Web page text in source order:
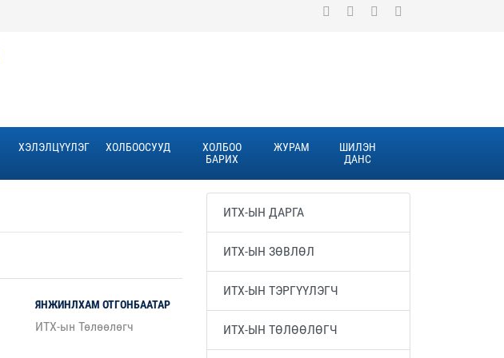
ХЭЛЭЛЦҮҮЛЭГ ХОЛБООСУУД
ХОЛБОО
БАРИХ
ЖУРАМ
ШИЛЭН
ДАНС
ЯНЖИНЛХАМ ОТГОНБААТАР
ИТХ-ын Төлөөлөгч
ИТХ-ЫН ДАРГА
ИТХ-ЫН ЗӨВЛӨЛ
ИТХ-ЫН ТЭРГҮҮЛЭГЧ
ИТХ-ЫН ТӨЛӨӨЛӨГЧ